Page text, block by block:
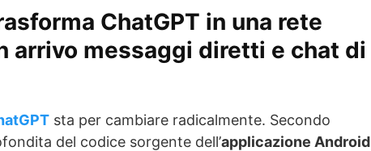
ChatGPT in una rete
arrivo messaggi diretti e chat di
sta per cambiare radicalmente. Secondo
del codice sorgente dell’applicazione Android